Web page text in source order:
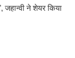
जहान्वी ने शेयर किया